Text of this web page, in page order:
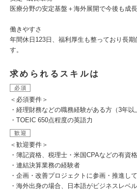
医療分野の安定基盤＋海外展開で今後も成
働きやすさ
年間休日123日、福利厚生も整っており長
す。
求められるスキルは
必須
＜必須要件＞
・経理財務などの職務経験がある方（3年以
・TOEIC 650点程度の英語力
歓迎
＜歓迎要件＞
・簿記資格、税理士・米国CPAなどの有資
・連結決算業務の経験者
・企画・改善プロジェクトに参画・推進し
・海外出身の場合、日本語がビジネスレベ